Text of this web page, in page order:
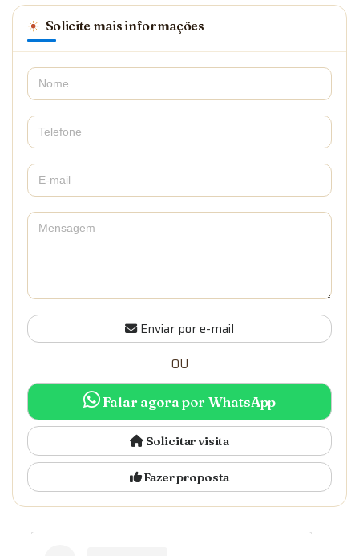
Solicite mais informações
Enviar por e-mail
OU
Falar agora por WhatsApp
Solicitar visita
Fazer proposta